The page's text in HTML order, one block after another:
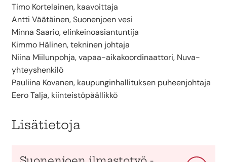
Timo Kortelainen, kaavoittaja
Antti Väätäinen, Suonenjoen vesi
Minna Saario, elinkeinoasiantuntija
Kimmo Hälinen, tekninen johtaja
Niina Miilunpohja, vapaa-aikakoordinaattori, Nuva-
yhteyshenkilö
Pauliina Kovanen, kaupunginhallituksen puheenjohtaja
Eero Talja, kiinteistöpäällikkö
Lisätietoja